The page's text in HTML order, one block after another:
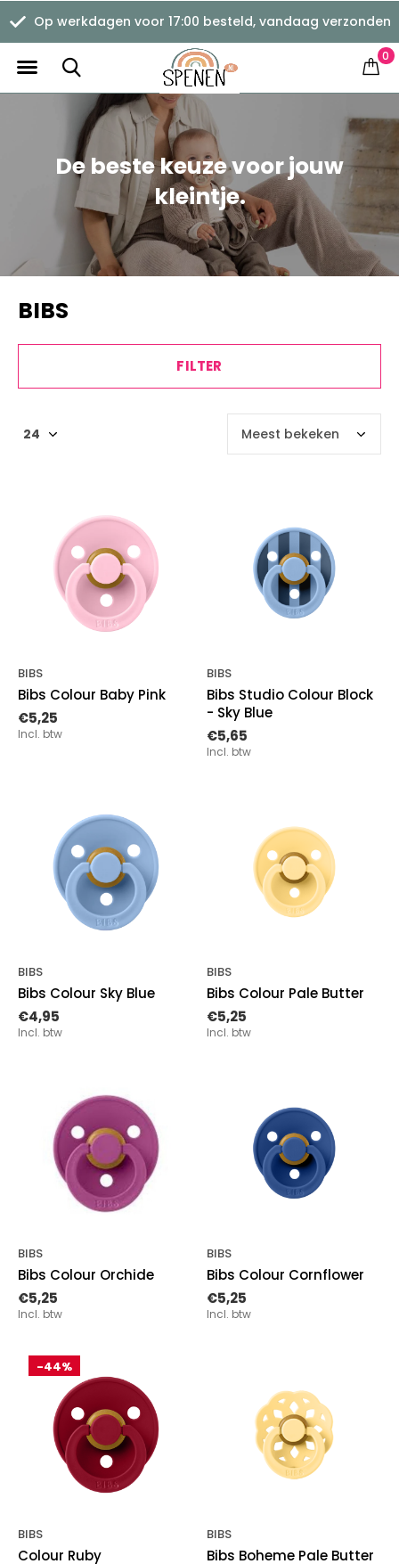
0
Verzending vanaf €1,11
De beste keuze voor jouw
kleintje.
BIBS
FILTER
BIBS
Bibs Colour Baby Pink
€5,25
Incl. btw
BIBS
Bibs Studio Colour Block
- Sky Blue
€5,65
Incl. btw
BIBS
Bibs Colour Sky Blue
€4,95
Incl. btw
BIBS
Bibs Colour Pale Butter
€5,25
Incl. btw
BIBS
Bibs Colour Orchide
€5,25
Incl. btw
BIBS
Bibs Colour Cornflower
€5,25
Incl. btw
-44%
BIBS
Colour Ruby
BIBS
Bibs Boheme Pale Butter